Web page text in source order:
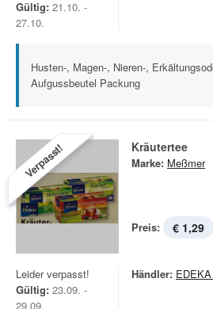
Gültig: 21.10. -
27.10.
Husten-, Magen-, Nieren-,
Aufgussbeutel Packung
Verpasst! Kräutertee
Marke: Meßmer
Preis: € 1,29
Leider verpasst!
Gültig: 23.09. -
29.09.
Händler: